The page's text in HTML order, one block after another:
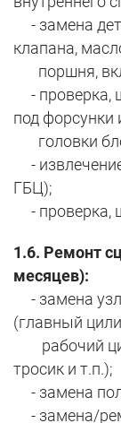
- замена
клапана,
поршня,
- проверка,
под форсунки
головки
-
ГБЦ);
- проверка,
1.6. Ремонт
месяцев):
- замена
(главный
рабочий
тросик и т.п.);
- замена
- замена/